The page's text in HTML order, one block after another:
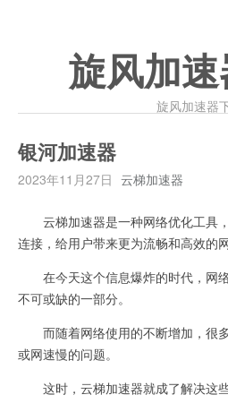
旋风加速
旋风加速器
银河加速器
2023年11月27日 云梯加速器
云梯加速器是一种网络优化工具
连接，给用户带来更为流畅和高效的
在今天这个信息爆炸的时代，网
不可或缺的一部分。
而随着网络使用的不断增加，很
或网速慢的问题。
这时，云梯加速器就成了解决这些